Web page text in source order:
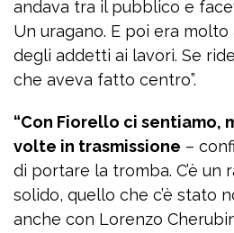
andava tra il pubblico e
Un uragano. E poi era
degli addetti ai lavori. Se
che aveva fatto centro”.
“Con Fiorello ci sentiamo,
volte in trasmissione –
di portare la tromba. C’è un
solido, quello che c’è stato
anche con Lorenzo